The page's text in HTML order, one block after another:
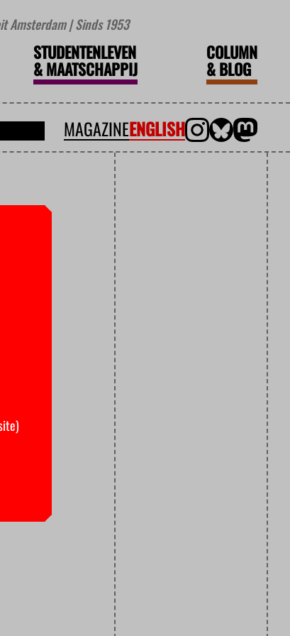
Amsterdam | Sinds 1953
STUDENTENLEVEN
&MAATSCHAPPIJ
COLUMN
&BLOG
MAGAZINEENGLISH